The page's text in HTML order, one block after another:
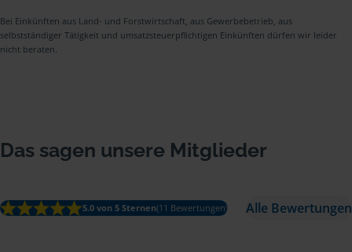
Bei Einkünften aus Land- und Forstwirtschaft, aus Gewerbebetrieb, aus
selbstständiger Tätigkeit und umsatzsteuerpflichtigen Einkünften dürfen wir leider
nicht beraten.
Das sagen unsere Mitglieder
5.0 von 5 Sternen(11 Bewertungen) Alle Bewertungen